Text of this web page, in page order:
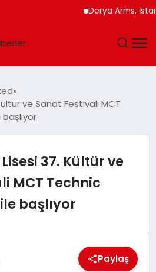
Derya Arms,
ve Sanat Festivali MCT
37. Kültür ve
MCT Technic
başlıyor
Paylaş